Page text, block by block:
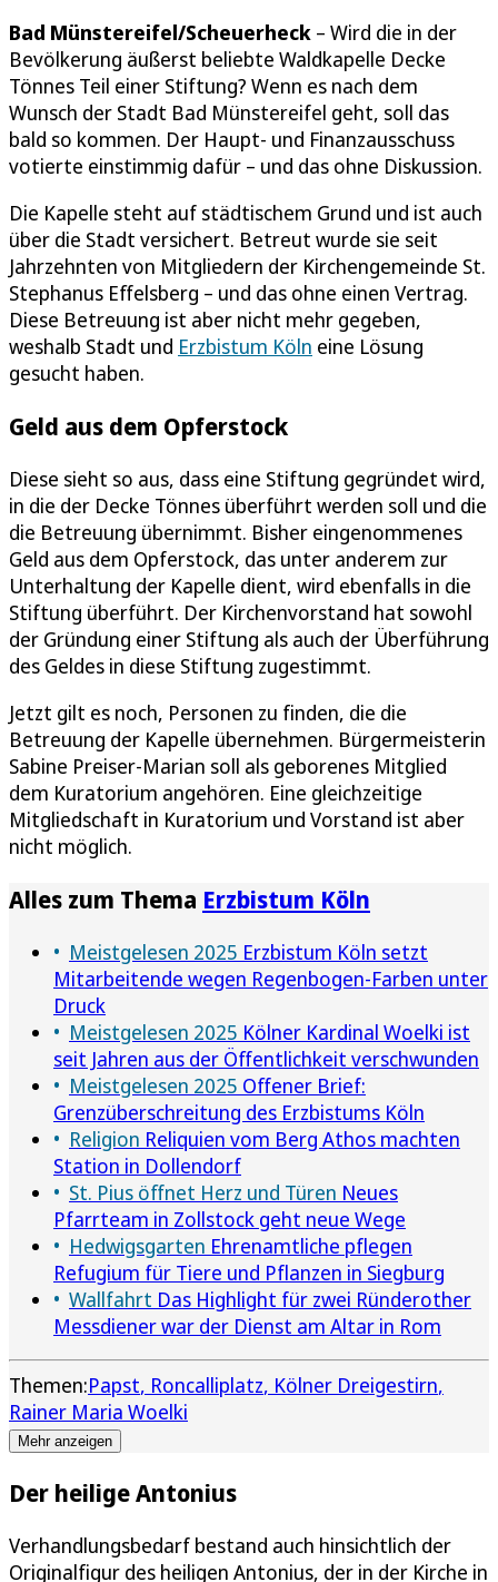
Bad Münstereifel/Scheuerheck – Wird die in der
Bevölkerung äußerst beliebte Waldkapelle Decke
Tönnes Teil einer Stiftung? Wenn es nach dem
Wunsch der Stadt Bad Münstereifel geht, soll das
bald so kommen. Der Haupt- und Finanzausschuss
votierte einstimmig dafür – und das ohne Diskussion.
Die Kapelle steht auf städtischem Grund und ist auch
über die Stadt versichert. Betreut wurde sie seit
Jahrzehnten von Mitgliedern der Kirchengemeinde St.
Stephanus Effelsberg – und das ohne einen Vertrag.
Diese Betreuung ist aber nicht mehr gegeben,
weshalb Stadt und Erzbistum Köln eine Lösung
gesucht haben.
Geld aus dem Opferstock
Diese sieht so aus, dass eine Stiftung gegründet wird,
in die der Decke Tönnes überführt werden soll und die
die Betreuung übernimmt. Bisher eingenommenes
Geld aus dem Opferstock, das unter anderem zur
Unterhaltung der Kapelle dient, wird ebenfalls in die
Stiftung überführt. Der Kirchenvorstand hat sowohl
der Gründung einer Stiftung als auch der Überführung
des Geldes in diese Stiftung zugestimmt.
Jetzt gilt es noch, Personen zu finden, die die
Betreuung der Kapelle übernehmen. Bürgermeisterin
Sabine Preiser-Marian soll als geborenes Mitglied
dem Kuratorium angehören. Eine gleichzeitige
Mitgliedschaft in Kuratorium und Vorstand ist aber
nicht möglich.
Alles zum Thema Erzbistum Köln
Meistgelesen 2025 Erzbistum Köln setzt
Mitarbeitende wegen Regenbogen-Farben unter
Druck
Meistgelesen 2025 Kölner Kardinal Woelki ist
seit Jahren aus der Öffentlichkeit verschwunden
Meistgelesen 2025 Offener Brief:
Grenzüberschreitung des Erzbistums Köln
Religion Reliquien vom Berg Athos machten
Station in Dollendorf
St. Pius öffnet Herz und Türen Neues
Pfarrteam in Zollstock geht neue Wege
Hedwigsgarten Ehrenamtliche pflegen
Refugium für Tiere und Pflanzen in Siegburg
Wallfahrt Das Highlight für zwei Ründerother
Messdiener war der Dienst am Altar in Rom
Themen:Papst Roncalliplatz Kölner Dreigestirn
Rainer Maria Woelki
Mehr anzeigen
Der heilige Antonius
Verhandlungsbedarf bestand auch hinsichtlich der
Originalfigur des heiligen Antonius, der in der Kirche in